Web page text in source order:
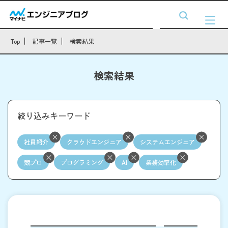
Top 記事一覧 検索結果
検索結果
絞り込みキーワード
社員紹介 クラウドエンジニア システムエンジニア
競プロ プログラミング AI 業務効率化